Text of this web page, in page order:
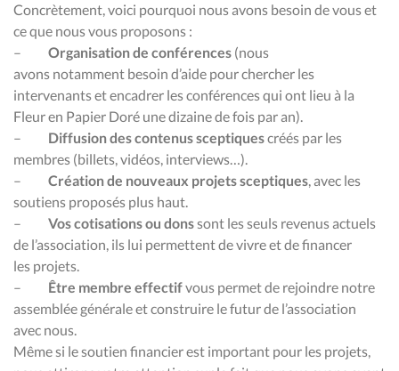
Concrètement, voici pourquoi nous avons besoin de vous et
ce que nous vous proposons :
–
Organisation de conférences (nous
avons notamment besoin d’aide pour chercher les
intervenants et encadrer les conférences qui ont lieu à la
Fleur en Papier Doré une dizaine defois par an).
– Diffusion descontenussceptiquescréés par les
membres (billets, vidéos, interviews…).
– Création de nouveaux projets sceptiques, avec les
soutiens proposés plus haut.
– Vos cotisations ou donssont les seuls revenus actuels
de l’association, ils lui permettent de vivre et de financer
les projets.
– Être membre effectifvous permet de rejoindre notre
assemblée générale et construire le futur de l’association
avec nous.
Même si le soutien financier est important pour les projets,